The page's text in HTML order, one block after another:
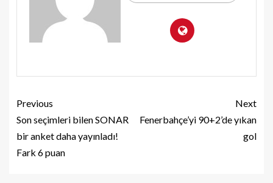
Previous
Son seçimleri bilen SONAR
bir anket daha yayınladı!
Fark 6 puan
Next
Fenerbahçe’yi 90+2’de yıkan
gol